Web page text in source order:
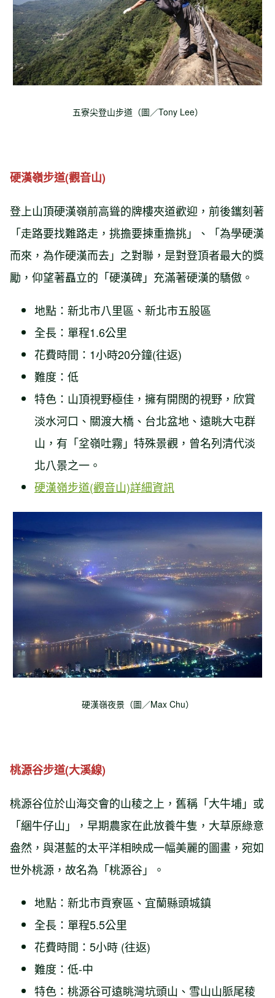
五寮尖登山步道（圖／Tony Lee）
硬漢嶺步道(觀音山)
登上山頂硬漢嶺前高聳的牌樓夾道歡迎，前後鑴刻著
「走路要找難路走，挑擔要揀重擔挑」、「為學硬漢
而來，為作硬漢而去」之對聯，是對登頂者最大的獎
勵，仰望著矗立的「硬漢碑」充滿著硬漢的驕傲。
地點：新北市八里區、新北市五股區
全長：單程1.6公里
花費時間：1小時20分鐘(往返)
難度：低
特色：山頂視野極佳，擁有開闊的視野，欣賞
淡水河口、關渡大橋、台北盆地、遠眺大屯群
山，有「坌嶺吐霧」特殊景觀，曾名列清代淡
北八景之一。
硬漢嶺步道(觀音山)詳細資訊
硬漢嶺夜景（圖／Max Chu）
桃源谷步道(大溪線)
桃源谷位於山海交會的山稜之上，舊稱「大牛埔」或
「綑牛仔山」，早期農家在此放養牛隻，大草原綠意
盎然，與湛藍的太平洋相映成一幅美麗的圖畫，宛如
世外桃源，故名為「桃源谷」。
地點：新北市貢寮區、宜蘭縣頭城鎮
全長：單程5.5公里
花費時間：5小時 (往返)
難度：低-中
特色：桃源谷可遠眺灣坑頭山、雪山山脈尾稜